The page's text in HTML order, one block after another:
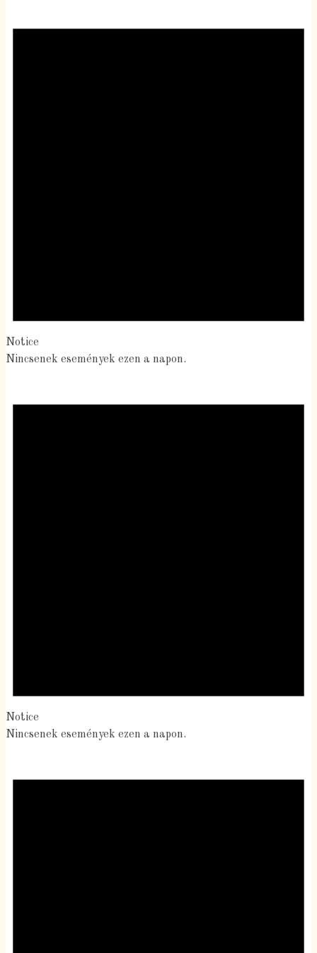
Notice
Nincsenek események ezen a napon.
Notice
Nincsenek események ezen a napon.